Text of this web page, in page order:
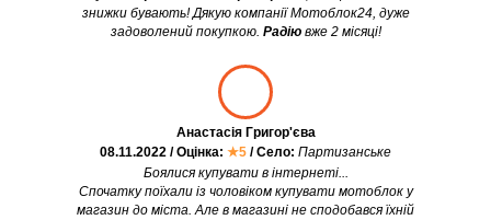
Боялися купувати в інтернеті...
Спочатку поїхали із чоловіком купувати мотоблок у
магазин до міста. Але в магазині не сподобався їхній
Анастасія Григор'єва
08.11.2022 / Оцінка: ★5 / Село: Партизанське
знижки бувають! Дякую компанії Мотоблок24, дуже
задоволений покупкою. Радіювже 2 місяці!